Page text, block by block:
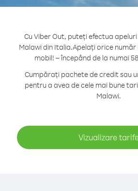
Cu Viber Out, puteți efectua
Malawi din Italia.Apelați orice număr
mobil! – începând de la numai
Cumpărați pachete de credit sau
pentru a avea de cele mai bune
Malawi.
Vizualizare